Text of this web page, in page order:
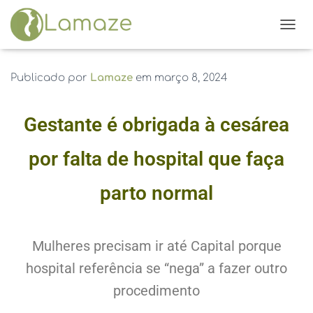
Publicado por Lamaze em março 8, 2024
Gestante é obrigada à cesárea
por falta de hospital que faça
parto normal
Mulheres precisam ir até Capital porque
hospital referência se “nega” a fazer outro
procedimento